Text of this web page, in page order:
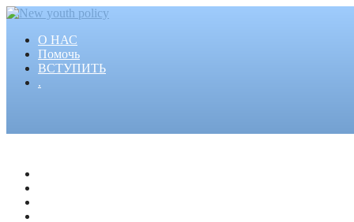
О НАС
Помочь
ВСТУПИТЬ
.